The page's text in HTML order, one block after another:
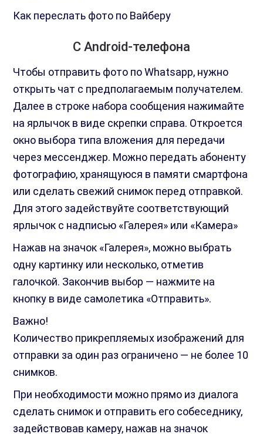
Как переслать фото по Вайберу
С Android-телефона
Чтобы отправить фото по Whatsapp, нужно
открыть чат с предполагаемым получателем.
Далее в строке набора сообщения нажимайте
на ярлычок в виде скрепки справа. Откроется
окно выбора типа вложения для передачи
через мессенджер. Можно передать абоненту
фотографию, хранящуюся в памяти смартфона
или сделать свежий снимок перед отправкой.
Для этого задействуйте соответствующий
ярлычок с надписью «Галерея» или «Камера»
Нажав на значок «Галерея», можно выбрать
одну картинку или несколько, отметив
галочкой. Закончив выбор — нажмите на
кнопку в виде самолетика «Отправить».
Важно!
Количество прикрепляемых изображений для
отправки за один раз ограничено — не более 10
снимков.
При необходимости можно прямо из диалога
сделать снимок и отправить его собеседнику,
задействовав камеру, нажав на значок